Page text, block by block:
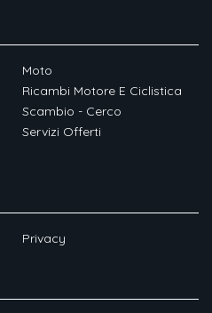
Moto
Ricambi Motore E Ciclistica
Scambio - Cerco
Servizi Offerti
Privacy